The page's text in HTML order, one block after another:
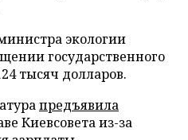
экологии
государственного
тысяч долларов.
предъявила
Киевсовета из-за